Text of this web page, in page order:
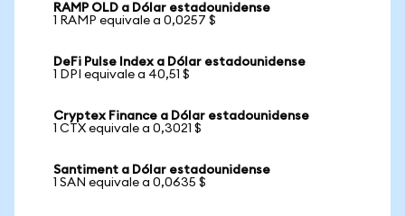
RAMP OLD a Dólar estadounidense
1 RAMP equivale a 0,0257 $
DeFi Pulse Index a Dólar estadounidense
1 DPI equivale a 40,51 $
Cryptex Finance a Dólar estadounidense
1 CTX equivale a 0,3021 $
Santiment a Dólar estadounidense
1 SAN equivale a 0,0635 $